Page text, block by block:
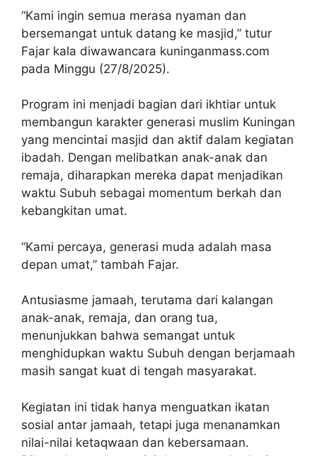
“Kami ingin semua merasa nyaman dan
bersemangat untuk datang ke masjid,” tutur
Fajar kala diwawancara kuninganmass.com
pada Minggu (27/8/2025).
Program ini menjadi bagian dari ikhtiar untuk
membangun karakter generasi muslim Kuningan
yang mencintai masjid dan aktif dalam kegiatan
ibadah. Dengan melibatkan anak-anak dan
remaja, diharapkan mereka dapat menjadikan
waktu Subuh sebagai momentum berkah dan
kebangkitan umat.
“Kami percaya, generasi muda adalah masa
depan umat,” tambah Fajar.
Antusiasme jamaah, terutama dari kalangan
anak-anak, remaja, dan orang tua,
menunjukkan bahwa semangat untuk
menghidupkan waktu Subuh dengan berjamaah
masih sangat kuat di tengah masyarakat.
Kegiatan ini tidak hanya menguatkan ikatan
sosial antar jamaah, tetapi juga menanamkan
nilai-nilai ketaqwaan dan kebersamaan.